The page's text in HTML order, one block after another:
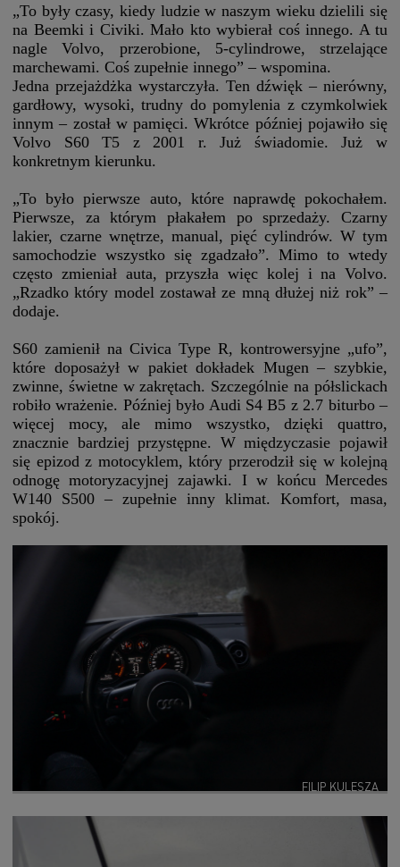
„To były czasy, kiedy ludzie w naszym wieku dzielili się
na Beemki i Civiki. Mało kto wybierał coś innego. A tu
nagle Volvo, przerobione, 5-cylindrowe, strzelające
marchewami. Coś zupełnie innego” – wspomina.
Jedna przejażdżka wystarczyła. Ten dźwięk – nierówny,
gardłowy, wysoki, trudny do pomylenia z czymkolwiek
innym – został w pamięci. Wkrótce później pojawiło się
Volvo S60 T5 z 2001 r. Już świadomie. Już w
konkretnym kierunku.
„To było pierwsze auto, które naprawdę pokochałem.
Pierwsze, za którym płakałem po sprzedaży. Czarny
lakier, czarne wnętrze, manual, pięć cylindrów. W tym
samochodzie wszystko się zgadzało”. Mimo to wtedy
często zmieniał auta, przyszła więc kolej i na Volvo.
„Rzadko który model zostawał ze mną dłużej niż rok” –
dodaje.
S60 zamienił na Civica Type R, kontrowersyjne „ufo”,
które doposażył w pakiet dokładek Mugen – szybkie,
zwinne, świetne w zakrętach. Szczególnie na półslickach
robiło wrażenie. Później było Audi S4 B5 z 2.7 biturbo –
więcej mocy, ale mimo wszystko, dzięki quattro,
znacznie bardziej przystępne. W międzyczasie pojawił
się epizod z motocyklem, który przerodził się w kolejną
odnogę motoryzacyjnej zajawki. I w końcu Mercedes
W140 S500 – zupełnie inny klimat. Komfort, masa,
spokój.
FILIP KULESZA